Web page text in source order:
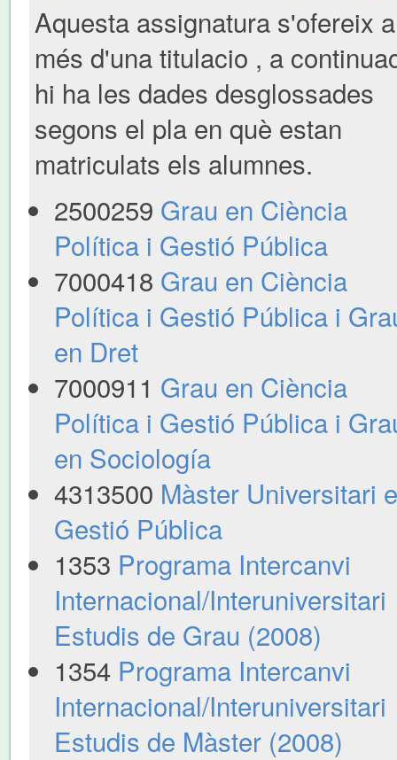
Aquesta assignatura s'ofereix a
més d'una titulacio , a
hi ha les dades desglossades
segons el pla en què estan
matriculats els alumnes.
2500259 Grau en Ciència
Política i Gestió Pública
7000418 Grau en Ciència
Política i Gestió Pública i
en Dret
7000911 Grau en Ciència
Política i Gestió Pública i
en Sociología
4313500 Màster Universitari
Gestió Pública
1353 Programa Intercanvi
Internacional/Interuniversitari
Estudis de Grau (2008)
1354 Programa Intercanvi
Internacional/Interuniversitari
Estudis de Màster (2008)